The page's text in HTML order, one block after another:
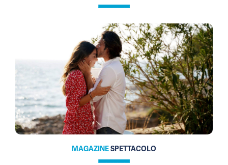
MAGAZINESPETTACOLO